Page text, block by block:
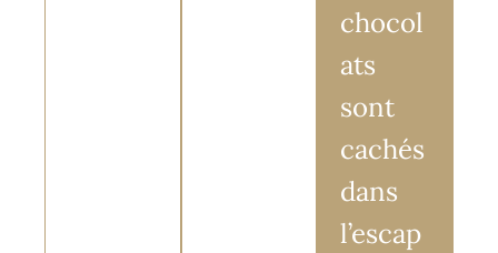
chocol
ats
sont
cachés
dans
l’escap